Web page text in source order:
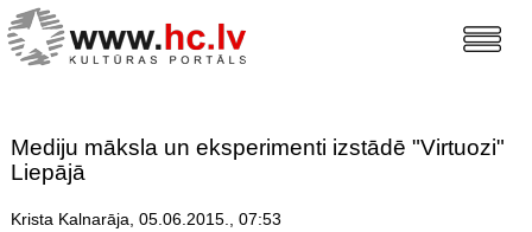
Mediju māksla un eksperimenti izstādē "Virtuozi"
Liepājā
Krista Kalnarāja, 05.06.2015., 07:53